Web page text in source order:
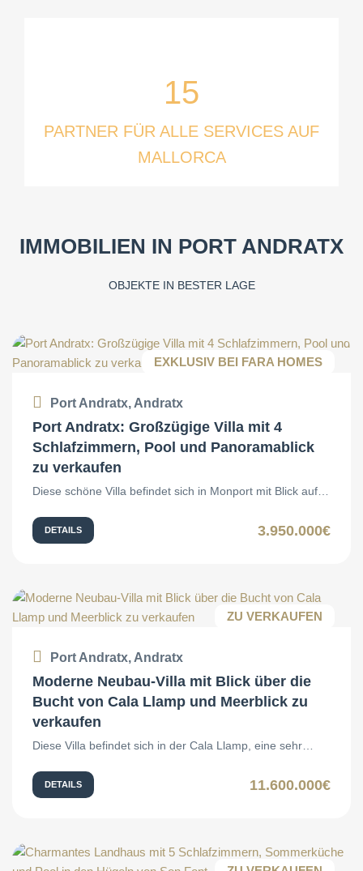
15
PARTNER FÜR ALLE SERVICES AUF
MALLORCA
IMMOBILIEN IN PORT ANDRATX
OBJEKTE IN BESTER LAGE
EXKLUSIV BEI FARA HOMES
Port Andratx, Andratx
Port Andratx: Großzügige Villa mit 4
Schlafzimmern, Pool und Panoramablick
zu verkaufen
Diese schöne Villa befindet sich in Monport mit Blick auf…
DETAILS 3.950.000€
ZU VERKAUFEN
Port Andratx, Andratx
Moderne Neubau-Villa mit Blick über die
Bucht von Cala Llamp und Meerblick zu
verkaufen
Diese Villa befindet sich in der Cala Llamp, eine sehr…
DETAILS 11.600.000€